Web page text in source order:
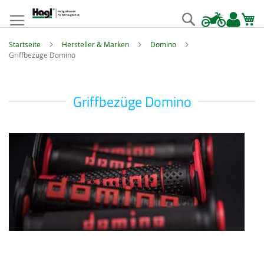
springen
Suche
Startseite Hersteller & Marken
Domino
Griffbezüge Domino
Griffbezüge Domino